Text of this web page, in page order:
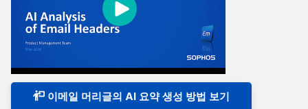
이메일 머리글의 AI 요약 생성 방법 보기